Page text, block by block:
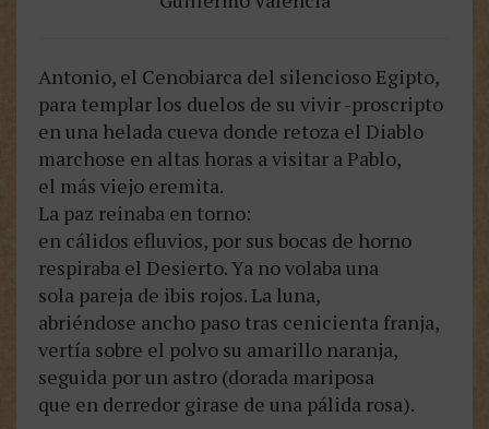
Antonio, el Cenobiarca del silencioso Egipto,
para templar los duelos de su vivir -proscripto
en una helada cueva donde retoza el Diablo
marchose en altas horas a visitar a Pablo,
el más viejo eremita.
La paz reinaba en torno:
en cálidos efluvios, por sus bocas de horno
respiraba el Desierto. Ya no volaba una
sola pareja de ibis rojos. La luna,
abriéndose ancho paso tras cenicienta franja,
vertía sobre el polvo su amarillo naranja,
seguida por un astro (dorada mariposa
que en derredor girase de una pálida rosa).